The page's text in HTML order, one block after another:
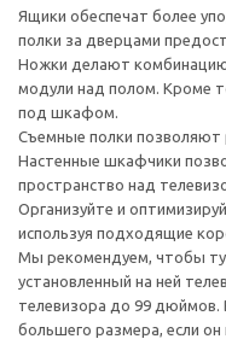
Ящики обеспечат более
полки за дверцами
Ножки делают комбинацию
модули над полом. Кроме
под шкафом.
Съемные полки позволяют
Настенные шкафчики
пространство над
Организуйте и
используя подходящие
Мы рекомендуем, чтобы
установленный на ней
телевизора до 99
большего размера, если он